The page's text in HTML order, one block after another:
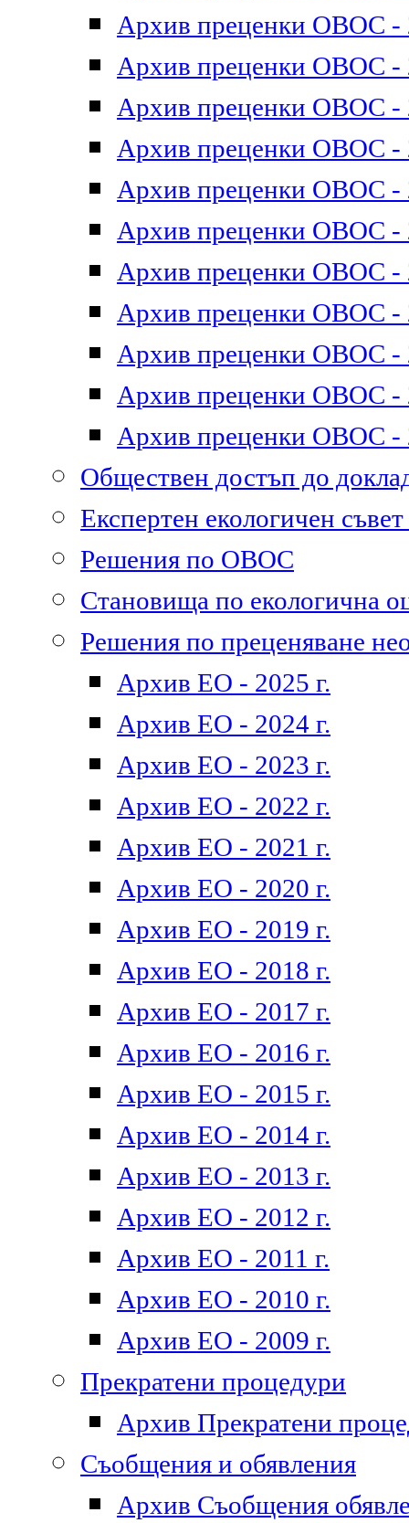
Архив преценки ОВОС -
Архив преценки ОВОС -
Архив преценки ОВОС -
Архив преценки ОВОС -
Архив преценки ОВОС -
Архив преценки ОВОС -
Архив преценки ОВОС -
Архив преценки ОВОС -
Архив преценки ОВОС -
Архив преценки ОВОС -
Архив преценки ОВОС -
Обществен достъп до
Експертен екологичен
Решения по ОВОС
Становища по екологична
Решения по преценяване
Архив ЕО - 2025 г.
Архив ЕО - 2024 г.
Архив ЕО - 2023 г.
Архив ЕО - 2022 г.
Архив ЕО - 2021 г.
Архив ЕО - 2020 г.
Архив ЕО - 2019 г.
Архив ЕО - 2018 г.
Архив ЕО - 2017 г.
Архив ЕО - 2016 г.
Архив ЕО - 2015 г.
Архив ЕО - 2014 г.
Архив ЕО - 2013 г.
Архив ЕО - 2012 г.
Архив ЕО - 2011 г.
Архив ЕО - 2010 г.
Архив ЕО - 2009 г.
Прекратени процедури
Архив Прекратени
Съобщения и обявления
Архив Съобщения